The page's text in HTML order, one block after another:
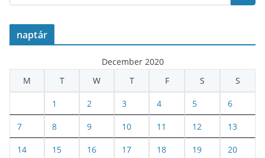
naptár
December 2020
M
T W T F S S
1 2 3 4 5 6
7 8 9 10 11 12 13
14 15 16 17 18 19 20